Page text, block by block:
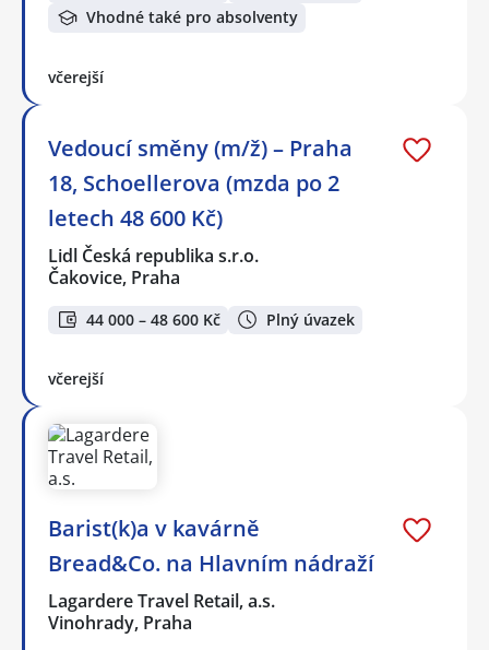
Vhodné také pro absolventy
včerejší
Vedoucí směny (m/ž) – Praha
18, Schoellerova (mzda po 2
letech 48 600 Kč)
Lidl Česká republika s.r.o.
Čakovice, Praha
44 000 – 48 600 Kč Plný úvazek
včerejší
Barist(k)a v kavárně
Bread&Co. na Hlavním nádraží
Lagardere Travel Retail, a.s.
Vinohrady, Praha